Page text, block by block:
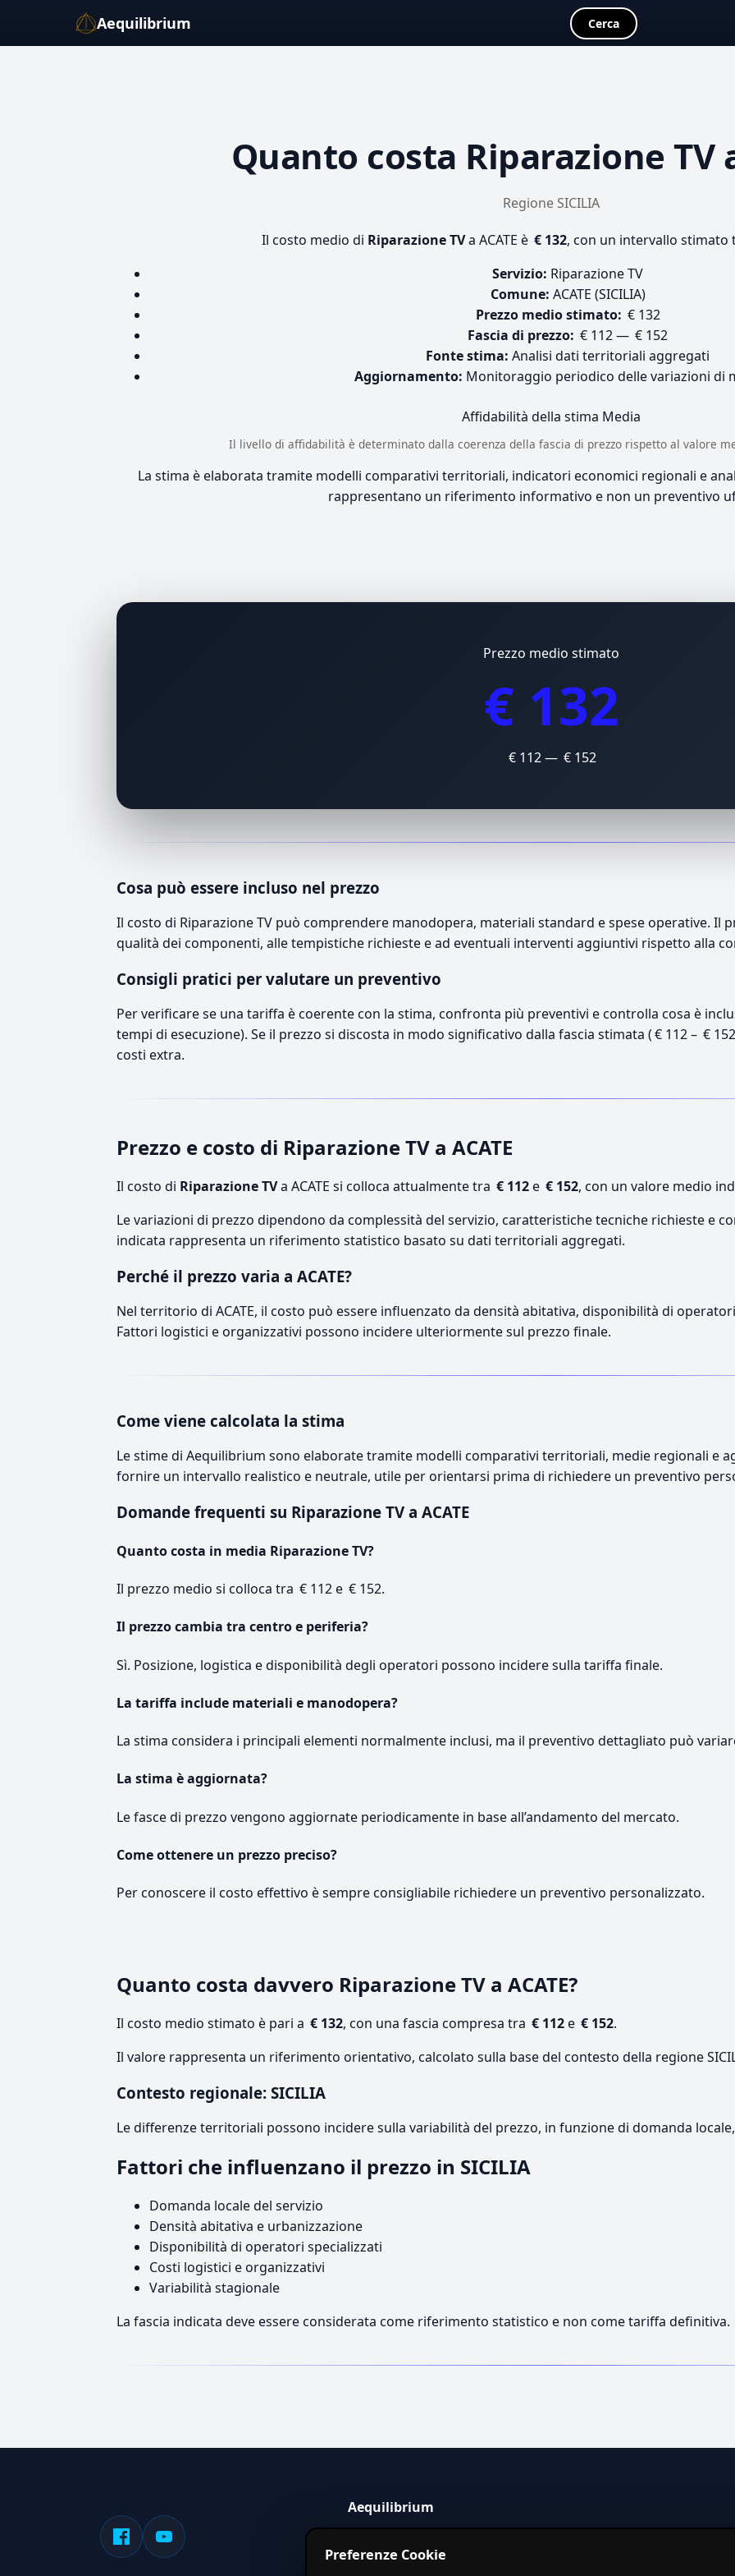
Aequilibrium Cerca
Quanto costa Riparazione TV
Regione SICILIA
Il costo medio di Riparazione TVa ACATE è € 132, con un intervallo stimato
Servizio: Riparazione TV
Comune: ACATE (SICILIA)
Prezzo medio stimato: € 132
Fascia di prezzo: € 112 — € 152
Fonte stima: Analisi dati territoriali aggregati
Aggiornamento: Monitoraggio periodico delle variazioni di
Affidabilità della stima Media
Il livello di affidabilità è determinato dalla coerenza della fascia di prezzo rispetto al valore
La stima è elaborata tramite modelli comparativi territoriali, indicatori economici regionali e
rappresentano un riferimento informativo e non un preventivo
Prezzo medio stimato
€ 132
€ 112 — € 152
Cosa può essere incluso nel prezzo
Il costo di Riparazione TV può comprendere manodopera, materiali standard e spese operative. Il
qualità dei componenti, alle tempistiche richieste e ad eventuali interventi aggiuntivi rispetto alla
Consigli pratici per valutare un preventivo
Per verificare se una tariffa è coerente con la stima, confronta più preventivi e controlla cosa è
tempi di esecuzione). Se il prezzo si discosta in modo significativo dalla fascia stimata ( € 112 – €
costi extra.
Prezzo e costo di Riparazione TV a ACATE
Il costo di Riparazione TVa ACATE si colloca attualmente tra € 112e € 152, con un valore medio
Le variazioni di prezzo dipendono da complessità del servizio, caratteristiche tecniche richieste e
indicata rappresenta un riferimento statistico basato su dati territoriali aggregati.
Perché il prezzo varia a ACATE?
Nel territorio di ACATE, il costo può essere influenzato da densità abitativa, disponibilità di
Fattori logistici e organizzativi possono incidere ulteriormente sul prezzo finale.
Come viene calcolata la stima
Le stime di Aequilibrium sono elaborate tramite modelli comparativi territoriali, medie regionali e
fornire un intervallo realistico e neutrale, utile per orientarsi prima di richiedere un preventivo
Domande frequenti su Riparazione TV a ACATE
Quanto costa in media Riparazione TV?
Il prezzo medio si colloca tra € 112 e € 152.
Il prezzo cambia tra centro e periferia?
Sì. Posizione, logistica e disponibilità degli operatori possono incidere sulla tariffa finale.
La tariffa include materiali e manodopera?
La stima considera i principali elementi normalmente inclusi, ma il preventivo dettagliato può
La stima è aggiornata?
Le fasce di prezzo vengono aggiornate periodicamente in base all’andamento del mercato.
Come ottenere un prezzo preciso?
Per conoscere il costo effettivo è sempre consigliabile richiedere un preventivo personalizzato.
Quanto costa davvero Riparazione TV a ACATE?
Il costo medio stimato è pari a € 132, con una fascia compresa tra € 112e € 152.
Il valore rappresenta un riferimento orientativo, calcolato sulla base del contesto della regione
Contesto regionale: SICILIA
Le differenze territoriali possono incidere sulla variabilità del prezzo, in funzione di domanda
Fattori che influenzano il prezzo in SICILIA
Domanda locale del servizio
Densità abitativa e urbanizzazione
Disponibilità di operatori specializzati
Costi logistici e organizzativi
Variabilità stagionale
La fascia indicata deve essere considerata come riferimento statistico e non come tariffa definitiva.
Aequilibrium
servizi in Italia.
Preferenze Cookie